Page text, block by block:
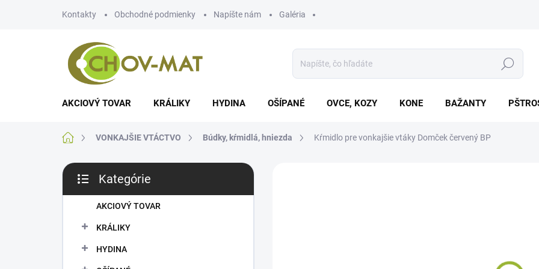
Kontakty Obchodné podmienky Napíšte nám Galéria
Hľadať
AKCIOVÝ TOVAR KRÁLIKY HYDINA OŠÍPANÉ OVCE, KOZY KONE BAŽANTY
DomovVONKAJŠIE VTÁCTVO Búdky, kŕmidlá, hniezda Kŕmidlo pre vonkajšie vtáky Domček červený BP
B
č
kategórie
Kategórie
AKCIOVÝ TOVAR
KRÁLIKY
HYDINA